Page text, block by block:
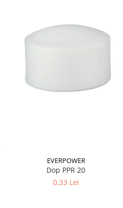
EVERPOWER
Dop PPR 20
0,33 Lei